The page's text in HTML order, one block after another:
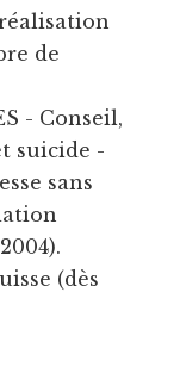
de
- Conseil,
suicide -
sans
(dès